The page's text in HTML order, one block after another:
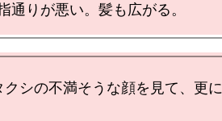
クシの不満そうな顔を見て、更